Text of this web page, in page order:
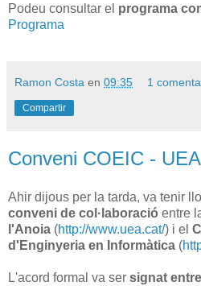
Podeu consultar el programa
Programa
Ramon Costa en 09:35 1
Compartir
Conveni COEIC - UEA
Ahir dijous per la tarda, va tenir
conveni de col·laboració entre
l'Anoia (http://www.uea.cat/) i el
d'Enginyeria en Informàtica (
L'acord formal va ser signat